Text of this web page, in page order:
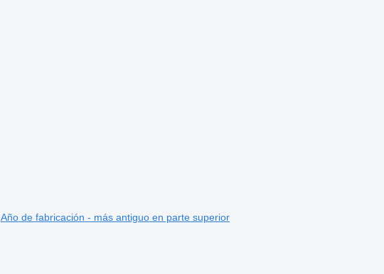
Año de fabricación - más antiguo en parte superior